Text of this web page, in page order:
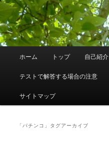
ュ
ホーム トップ 自己紹介
テストで解答する場合の注意
サイトマップ
「パチンコ 」タグアーカイブ